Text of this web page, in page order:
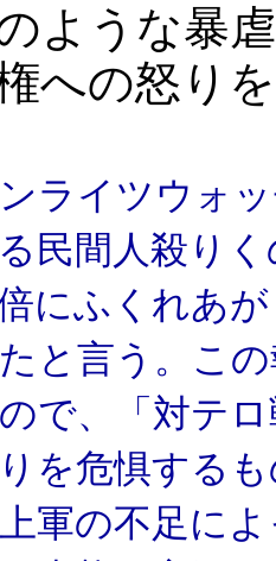
ような暴
への怒り
ライツウォ
民間人殺り
にふくれあ
と言う。こ
で、「対テ
を危惧する
軍の不足に